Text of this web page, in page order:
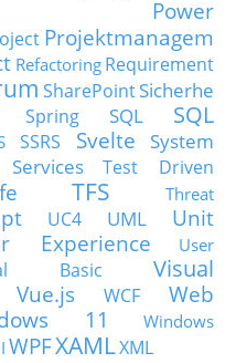
Power
Projektmanagem
Refactoring Requirement
SharePointSicherhe
Spring SQL
SQL
SSRS Svelte
System
Test Driven
TFS
Threat
UC4 UML
Unit
Experience
User
Basic
Visual
Vue.js WCF
Web
11
Windows
WPFXAMLXML